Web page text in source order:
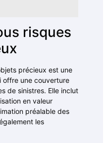
risques
précieux est une
offre une couverture
de sinistres. Elle inclut
en valeur
préalable des
les